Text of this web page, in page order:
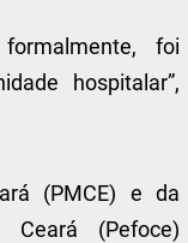
foi
hospitalar”,
(PMCE) e da
(Pefoce)